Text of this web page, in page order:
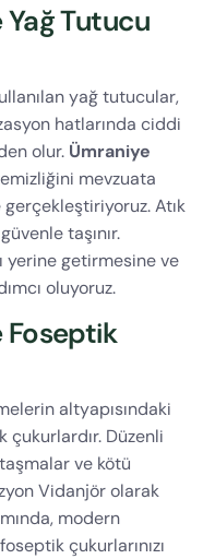
Tutucu
yağ tutucular,
hatlarında ciddi
olur. Ümraniye
mevzuata
Atık
taşınır.
yerine getirmesine ve
oluyoruz.
Foseptik
altyapısındaki
Düzenli
ve kötü
Vidanjör olarak
modern
çukurlarınızı